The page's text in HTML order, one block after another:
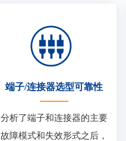
端子/连接器选型可靠性
分析了端子和连接器的主要
故障模式和失效形式之后，